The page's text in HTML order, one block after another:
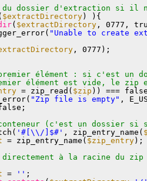
du dossier d'extraction si il
$extractDirectory) ){
( $extractDirectory , 0777,
"Unable to create
, 0777);
élément : si c'est un
élément est vide, le zip
= zip_read( $zip )) ===
"Zip file is empty" ,
(c'est un dossier si
'#[\\/]$#' , zip_entry_name(
= zip_entry_name( $zip_entry);
à la racine du zip
= '' ;